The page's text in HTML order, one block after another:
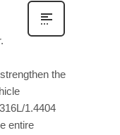
the
1.4404
entire